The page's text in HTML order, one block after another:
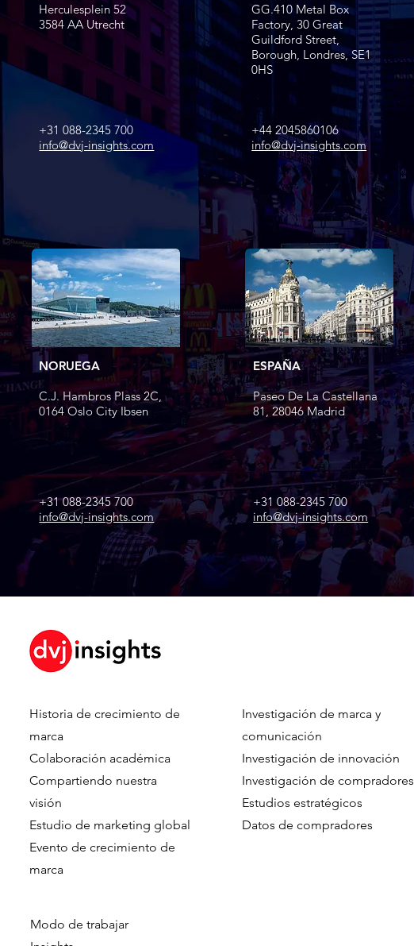
Herculesplein 52
3584 AA Utrecht​
+31 088-2345 700
info@dvj-insights.com
GG.410 Metal Box
Factory, 30Great
Guildford Street,
Borough, Londres, SE1
0HS
+44 2045860106
info@dvj-insights.com
NORUEGA
C.J. Hambros Plass 2C,
0164 Oslo City Ibsen
+31 088-2345 700
info@dvj-insights.com
ESPAÑA
Paseo De La Castellana
81, 28046 Madrid
+31 088-2345 700
info@dvj-insights.com
Historia de crecimiento de
marca
Colaboración académica
Compartiendo nuestra
visión
Estudio de marketing global
Evento de crecimiento de
marca​​
Modo de trabajar
Investigación de marca y
comunicación
Investigación de innovación
Investigación de compradores
Estudios estratégicos
Datos de compradores